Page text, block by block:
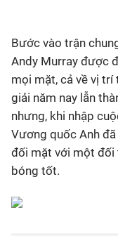
Bước vào trận
Andy Murray được
mọi mặt, cả về vị trí
giải năm nay lẫn
nhưng, khi nhập
Vương quốc Anh
đối mặt với một đối
bóng tốt.